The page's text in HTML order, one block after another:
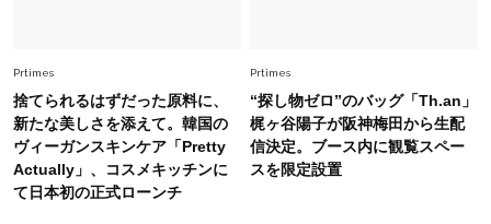
Prtimes
捨てられるはずだった原料に、
新たな美しさを添えて。韓国の
ヴィーガンスキンケア「Pretty
Actually」、コスメキッチンに
て日本初の正式ローンチ
Prtimes
“探し物ゼロ”のバッグ「Th.an」
梶ヶ谷陽子が阪神梅田から生配
信決定。ブース内に観覧スペー
スを限定設置